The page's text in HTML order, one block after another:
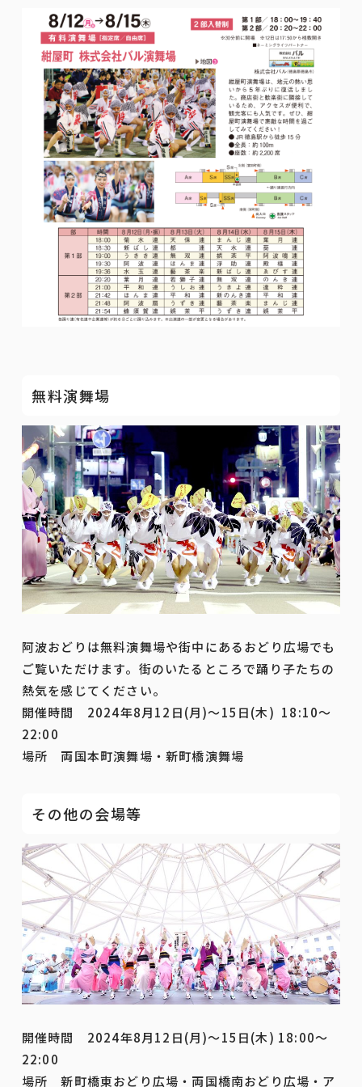
無料演舞場
阿波おどりは無料演舞場や街中にあるおどり広場でも
ご覧いただけます。街のいたるところで踊り子たちの
熱気を感じてください。
開催時間 2024年8月12日(月)～15日(木) 18:10～
22:00
場所 両国本町演舞場・新町橋演舞場
その他の会場等
開催時間 2024年8月12日(月)～15日(木) 18:00～
22:00
場所 新町橋東おどり広場・両国橋南おどり広場・ア